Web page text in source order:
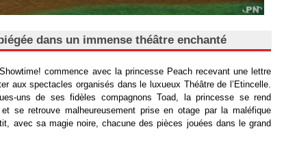
dans un immense théâtre enchanté
commence avec la princesse Peach recevant une lettre
aux spectacles organisés dans le luxueux Théâtre de l’Etincelle.
uns de ses fidèles compagnons Toad, la princesse se rend
se retrouve malheureusement prise en otage par la maléfique
avec sa magie noire, chacune des pièces jouées dans le grand